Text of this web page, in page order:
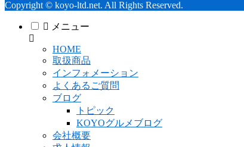
Copyright © koyo-ltd.net. All Rights Reserved.
メニュー
HOME
取扱商品
インフォメーション
よくあるご質問
ブログ
トピック
KOYOグルメブログ
会社概要